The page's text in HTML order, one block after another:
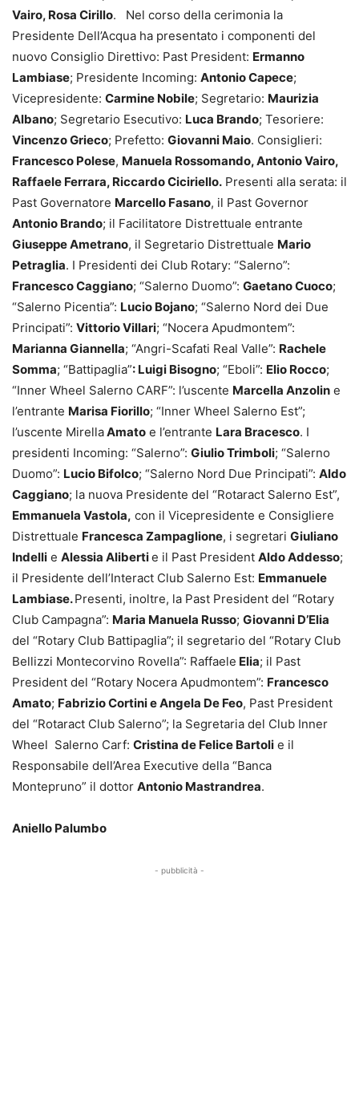
Vairo, Rosa Cirillo. Nel corso della cerimonia la
Presidente Dell’Acqua ha presentato i componenti del
nuovo Consiglio Direttivo: Past President: Ermanno
Lambiase; Presidente Incoming: Antonio Capece;
Vicepresidente: Carmine Nobile; Segretario: Maurizia
Albano; Segretario Esecutivo: Luca Brando; Tesoriere:
Vincenzo Grieco; Prefetto: Giovanni Maio. Consiglieri:
Francesco Polese, Manuela Rossomando, Antonio Vairo,
Raffaele Ferrara, Riccardo Ciciriello. Presenti alla serata: il
Past Governatore Marcello Fasano, il Past Governor
Antonio Brando; il Facilitatore Distrettuale entrante
Giuseppe Ametrano, il Segretario Distrettuale Mario
Petraglia. I Presidenti dei Club Rotary: “Salerno”:
Francesco Caggiano; “Salerno Duomo”: Gaetano Cuoco;
“Salerno Picentia”: Lucio Bojano; “Salerno Nord dei Due
Principati”: Vittorio Villari; “Nocera Apudmontem”:
Marianna Giannella; “Angri-Scafati Real Valle”: Rachele
Somma; “Battipaglia”: Luigi Bisogno; “Eboli”: Elio Rocco;
“Inner Wheel Salerno CARF”: l’uscente Marcella Anzolin e
l’entrante Marisa Fiorillo; “Inner Wheel Salerno Est”;
l’uscente MirellaAmato e l’entrante Lara Bracesco. I
presidenti Incoming: “Salerno”: Giulio Trimboli; “Salerno
Duomo”: Lucio Bifolco; “Salerno Nord Due Principati”: Aldo
Caggiano; la nuova Presidente del “Rotaract Salerno Est”,
Emmanuela Vastola, con il Vicepresidente e Consigliere
Distrettuale Francesca Zampaglione, i segretari Giuliano
Indelli e Alessia Alibertie il Past President Aldo Addesso;
il Presidente dell’Interact Club Salerno Est: Emmanuele
Lambiase.Presenti, inoltre, la Past President del “Rotary
Club Campagna”: Maria Manuela Russo; Giovanni D’Elia
del “Rotary Club Battipaglia”; il segretario del “Rotary Club
Bellizzi Montecorvino Rovella”: Raffaele Elia; il Past
President del “Rotary Nocera Apudmontem”: Francesco
Amato; Fabrizio Cortini e Angela De Feo, Past President
del “Rotaract Club Salerno”; la Segretaria del Club Inner
Wheel Salerno Carf: Cristina de Felice Bartoli e il
Responsabile dell’Area Executive della “Banca
Montepruno” il dottor Antonio Mastrandrea.
Aniello Palumbo
- pubblicità -